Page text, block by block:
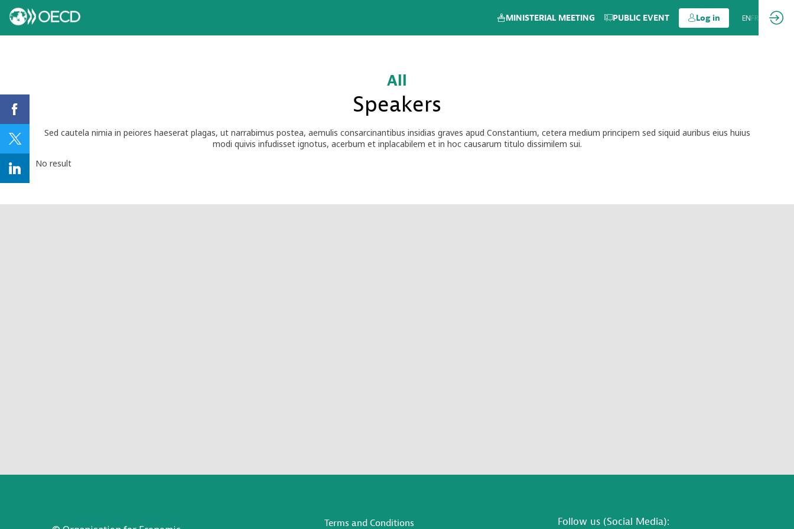
MINISTERIAL MEETING PUBLIC EVENT Log in ENFR
All
Speakers
Sed cautela nimia in peiores haeserat plagas, ut narrabimus postea, aemulis consarcinantibus insidias graves apud Constantium, cetera medium principem sed siquid auribus eius huius
No result
Terms and Conditions Follow us (Social Media):